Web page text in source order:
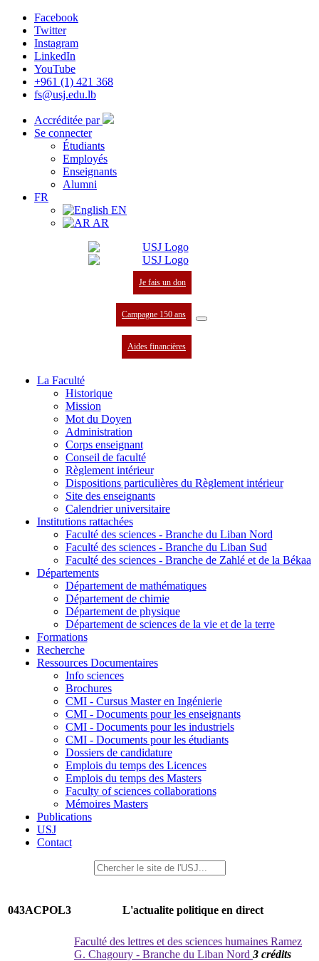
Facebook
Twitter
Instagram
LinkedIn
YouTube
+961 (1) 421 368
fs@usj.edu.lb
Accréditée par
Se connecter
Étudiants
Employés
Enseignants
Alumni
FR
EN
AR
Je fais un don
Campagne 150 ans
Aides financières
La Faculté
Historique
Mission
Mot du Doyen
Administration
Corps enseignant
Conseil de faculté
Règlement intérieur
Dispositions particulières du Règlement intérieur
Site des enseignants
Calendrier universitaire
Institutions rattachées
Faculté des sciences - Branche du Liban Nord
Faculté des sciences - Branche du Liban Sud
Faculté des sciences - Branche de Zahlé et de la Békaa
Départements
Département de mathématiques
Département de chimie
Département de physique
Département de sciences de la vie et de la terre
Formations
Recherche
Ressources Documentaires
Info sciences
Brochures
CMI - Cursus Master en Ingénierie
CMI - Documents pour les enseignants
CMI - Documents pour les industriels
CMI - Documents pour les étudiants
Dossiers de candidature
Emplois du temps des Licences
Emplois du temps des Masters
Faculty of sciences collaborations
Mémoires Masters
Publications
USJ
Contact
043ACPOL3 L'actualite politique en direct
Faculté des lettres et des sciences humaines Ramez
G. Chagoury - Branche du Liban Nord 3 crédits